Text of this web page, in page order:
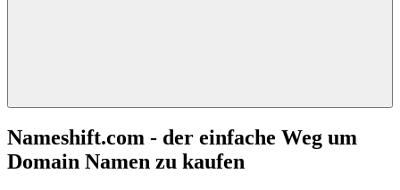
Nameshift.com - der einfache Weg um
Domain Namen zu kaufen